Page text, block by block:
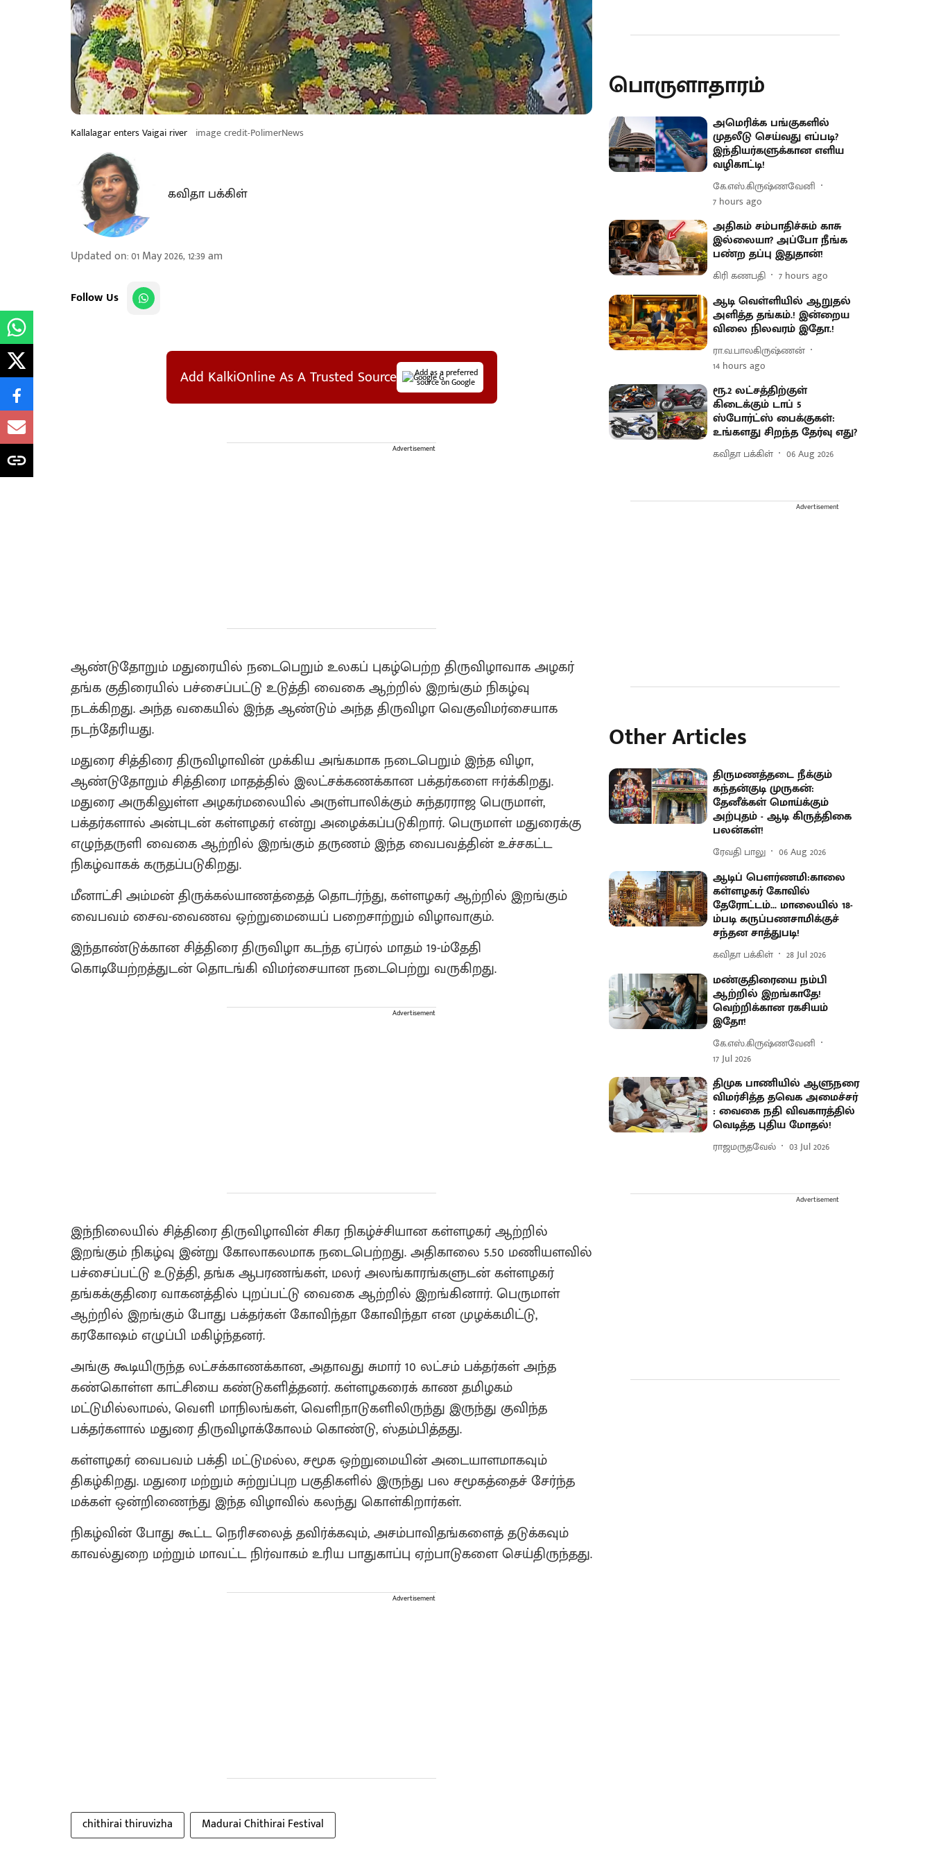
Kallalagar enters Vaigai river image credit-PolimerNews
கவிதா பக்கிள்
Updated on:01 May 2026, 12:39 am
Follow Us
Add KalkiOnline As A Trusted Source Add as a preferred
source on Google
Advertisement
ஆண்டுதோறும் மதுரையில் நடைபெறும் உலகப் புகழ்பெற்ற திருவிழாவாக அழகர்
தங்க குதிரையில் பச்சைப்பட்டு உடுத்தி வைகை ஆற்றில் இறங்கும் நிகழ்வு
நடக்கிறது. அந்த வகையில் இந்த ஆண்டும் அந்த திருவிழா வெகுவிமர்சையாக
நடந்தேரியது.
மதுரை சித்திரை திருவிழாவின் முக்கிய அங்கமாக நடைபெறும் இந்த விழா,
ஆண்டுதோறும் சித்திரை மாதத்தில் இலட்சக்கணக்கான பக்தர்களை ஈர்க்கிறது.
மதுரை அருகிலுள்ள அழகர்மலையில் அருள்பாலிக்கும் சுந்தரராஜ பெருமாள்,
பக்தர்களால் அன்புடன் கள்ளழகர் என்று அழைக்கப்படுகிறார். பெருமாள் மதுரைக்கு
எழுந்தருளி வைகை ஆற்றில் இறங்கும் தருணம் இந்த வைபவத்தின் உச்சகட்ட
நிகழ்வாகக் கருதப்படுகிறது.
மீனாட்சி அம்மன் திருக்கல்யாணத்தைத் தொடர்ந்து, கள்ளழகர் ஆற்றில் இறங்கும்
வைபவம் சைவ-வைணவ ஒற்றுமையைப் பறைசாற்றும் விழாவாகும்.
இந்தாண்டுக்கான சித்திரை திருவிழா கடந்த ஏப்ரல் மாதம் 19-ம்தேதி
கொடியேற்றத்துடன் தொடங்கி விமர்சையான நடைபெற்று வருகிறது.
Advertisement
இந்நிலையில் சித்திரை திருவிழாவின் சிகர நிகழ்ச்சியான கள்ளழகர் ஆற்றில்
இறங்கும் நிகழ்வு இன்று கோலாகலமாக நடைபெற்றது. அதிகாலை 5.50 மணியளவில்
பச்சைப்பட்டு உடுத்தி, தங்க ஆபரணங்கள், மலர் அலங்காரங்களுடன் கள்ளழகர்
தங்கக்குதிரை வாகனத்தில் புறப்பட்டு வைகை ஆற்றில் இறங்கினார். பெருமாள்
ஆற்றில் இறங்கும் போது பக்தர்கள் கோவிந்தா கோவிந்தா என முழக்கமிட்டு,
கரகோஷம் எழுப்பி மகிழ்ந்தனர்.
அங்கு கூடியிருந்த லட்சக்காணக்கான, அதாவது சுமார் 10 லட்சம் பக்தர்கள் அந்த
கண்கொள்ள காட்சியை கண்டுகளித்தனர். கள்ளழகரைக் காண தமிழகம்
மட்டுமில்லாமல், வெளி மாநிலங்கள், வெளிநாடுகளிலிருந்து இருந்து குவிந்த
பக்தர்களால் மதுரை திருவிழாக்கோலம் கொண்டு, ஸ்தம்பித்தது.
கள்ளழகர் வைபவம் பக்தி மட்டுமல்ல, சமூக ஒற்றுமையின் அடையாளமாகவும்
திகழ்கிறது. மதுரை மற்றும் சுற்றுப்புற பகுதிகளில் இருந்து பல சமூகத்தைச் சேர்ந்த
மக்கள் ஒன்றிணைந்து இந்த விழாவில் கலந்து கொள்கிறார்கள்.
நிகழ்வின் போது கூட்ட நெரிசலைத் தவிர்க்கவும், அசம்பாவிதங்களைத் தடுக்கவும்
காவல்துறை மற்றும் மாவட்ட நிர்வாகம் உரிய பாதுகாப்பு ஏற்பாடுகளை செய்திருந்தது.
Advertisement
chithirai thiruvizha Madurai Chithirai Festival
பொருளாதாரம்
அமெரிக்க பங்குகளில்
முதலீடு செய்வது எப்படி?
இந்தியர்களுக்கான எளிய
வழிகாட்டி!
கே.எஸ்.கிருஷ்ணவேனி
7 hours ago
அதிகம் சம்பாதிச்சும் காசு
இல்லையா? அப்போ நீங்க
பண்ற தப்பு இதுதான்!
கிரி கணபதி 7 hours ago
ஆடி வெள்ளியில் ஆறுதல்
அளித்த தங்கம்.! இன்றைய
விலை நிலவரம் இதோ.!
ரா.வ.பாலகிருஷ்ணன்
14 hours ago
ரூ.2 லட்சத்திற்குள்
கிடைக்கும் டாப் 5
ஸ்போர்ட்ஸ் பைக்குகள்:
உங்களது சிறந்த தேர்வு எது?
கவிதா பக்கிள் 06 Aug 2026
Advertisement
Other Articles
திருமணத்தடை நீக்கும்
கந்தன்குடி முருகன்:
தேனீக்கள் மொய்க்கும்
அற்புதம் - ஆடி கிருத்திகை
பலன்கள்!
ரேவதி பாலு 06 Aug 2026
ஆடிப் பௌர்ணமி:காலை
கள்ளழகர் கோவில்
தேரோட்டம்... மாலையில் 18-
ம்படி கருப்பணசாமிக்குச்
சந்தன சாத்துபடி!
கவிதா பக்கிள் 28 Jul 2026
மண்குதிரையை நம்பி
ஆற்றில் இறங்காதே!
வெற்றிக்கான ரகசியம்
இதோ!
கே.எஸ்.கிருஷ்ணவேனி
17 Jul 2026
திமுக பாணியில் ஆளுநரை
விமர்சித்த தவெக அமைச்சர்
: வைகை நதி விவகாரத்தில்
வெடித்த புதிய மோதல்!
ராஜமருதவேல் 03 Jul 2026
Advertisement